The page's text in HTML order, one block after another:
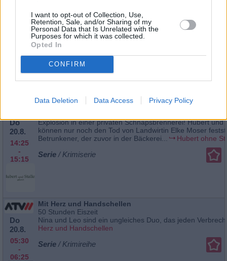
I want to opt-out of Collection, Use,
Retention, Sale, and/or Sharing of my
Personal Data that Is Unrelated with the
Purposes for which it was collected.
Opted In
CONFIRM
Data Deletion Data Access Privacy Policy
Der Henker
In einem Auto findet die Polizei die Leiche eines Beamten
Baubehörde, dem ein Eispickel ins Herz gerammt wurde.
mit der Aufschrift „Korruptes Schwein!“ führt...
Reihe/ Krimireihe
Do
20.8.
14:25
-
15:15
Hubert ohne Staller
Explosion in einer privaten Schnapsbrennerei! Hubert und
können nur noch den Tod von Landwirtin Elke Moser
Betrunkener, der zuvor in der Bäckerei...
Hubert ohne
Serie / Krimiserie
Do
20.8.
05:30
-
06:25
Mit Herz und Handschellen
50 Stunden Eiszeit
Nina und Leo sind ein ungleiches Duo, das jeden
Herz und Handschellen
Serie / Krimireihe